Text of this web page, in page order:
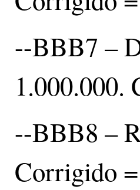
--BBB7 –
1.000.000.
--BBB8 –
Corrigido